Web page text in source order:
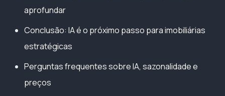
aprofundar
Conclusão: IA é o próximo passo para imobiliárias
estratégicas
Perguntas frequentes sobre IA, sazonalidade e
preços